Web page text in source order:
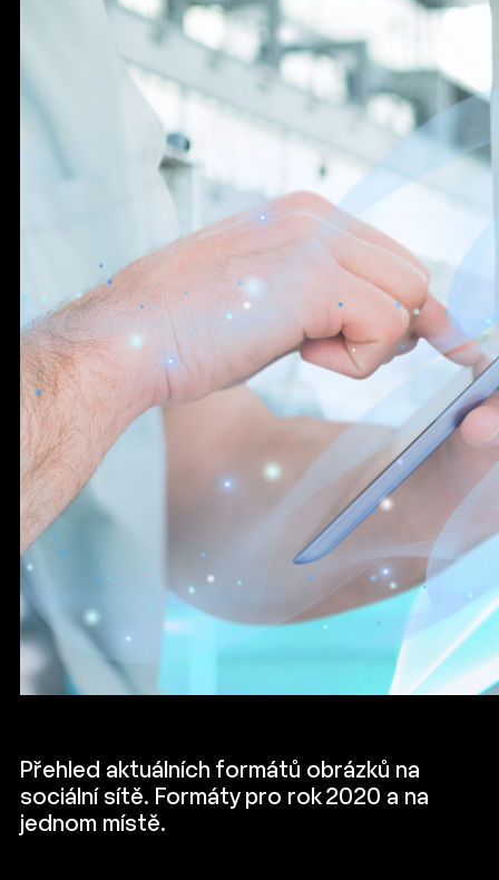
Přehled aktuálních formátů obrázků na
sociální sítě. Formáty pro rok 2020 a na
jednom místě.